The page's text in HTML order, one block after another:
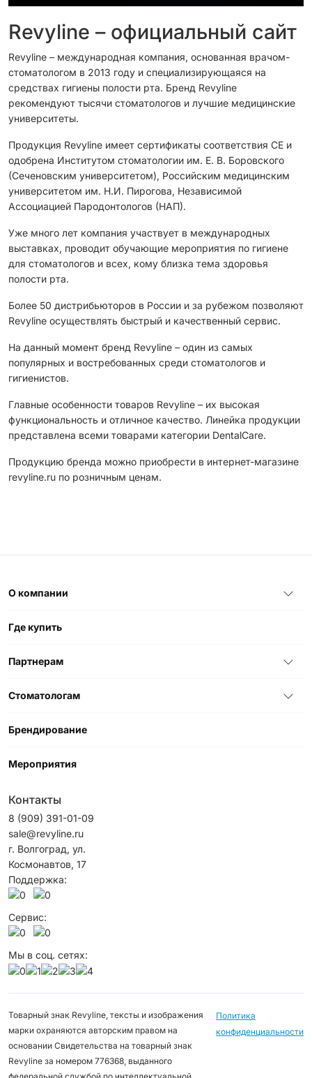
Revyline – официальный сайт
Revyline – международная компания, основанная врачом-
стоматологом в 2013 году и специализирующаяся на
средствах гигиены полости рта. Бренд Revyline
рекомендуют тысячи стоматологов и лучшие медицинские
университеты.
Продукция Revyline имеет сертификаты соответствия CЕ и
одобрена Институтом стоматологии им. Е. В. Боровского
(Сеченовским университетом), Российским медицинским
университетом им. Н.И. Пирогова, Независимой
Ассоциацией Пародонтологов (НАП).
Уже много лет компания участвует в международных
выставках, проводит обучающие мероприятия по гигиене
для стоматологов и всех, кому близка тема здоровья
полости рта.
Более 50 дистрибьюторов в России и за рубежом позволяют
Revyline осуществлять быстрый и качественный сервис.
На данный момент бренд Revyline – один из самых
популярных и востребованных среди стоматологов и
гигиенистов.
Главные особенности товаров Revyline – их высокая
функциональность и отличное качество. Линейка продукции
представлена всеми товарами категории DentalCare.
Продукцию бренда можно приобрести в интернет-магазине
revyline.ru по розничным ценам.
О компании
Где купить
Партнерам
Стоматологам
Брендирование
Мероприятия
Контакты
8 (909) 391-01-09
sale@revyline.ru
г. Волгоград, ул.
Космонавтов, 17
Поддержка:
Сервис:
Мы в соц. сетях:
Товарный знак Revyline, тексты и изображения
марки охраняются авторским правом на
основании Свидетельства на товарный знак
Revyline за номером 776368, выданного
Политика
конфиденциальности